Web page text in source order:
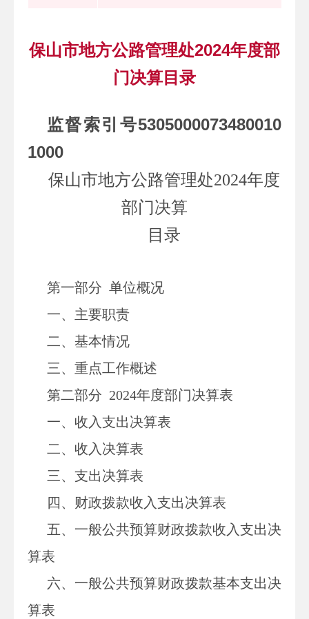
保山市地方公路管理处2024年度部
门决算目录
监督索引号5305000073480010
1000
保山市地方公路管理处2024年度
部门决算
目录
第一部分 单位概况
一、主要职责
二、 基本情况
三、重点工作概述
第二部分 2024年度部门决算表
一、收入支出决算表
二、收入决算表
三、支出决算表
四、财政拨款收入支出决算表
五、一般公共预算财政拨款收入支出决
算表
六、一般公共预算财政拨款基本支出决
算表